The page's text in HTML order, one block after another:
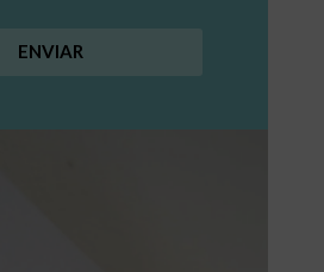
ENVIAR